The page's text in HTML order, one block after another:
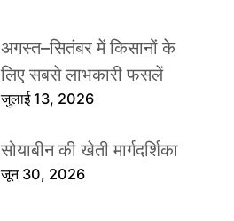
अगस्त–सितंबर में किसानों के
लिए सबसे लाभकारी फसलें
जुलाई 13, 2026
सोयाबीन की खेती मार्गदर्शिका
जून 30, 2026